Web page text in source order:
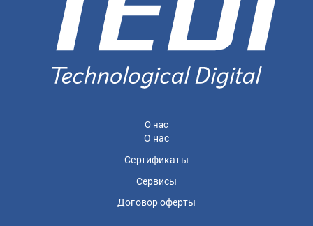
О нас
О нас
Сертификаты
Сервисы
Договор оферты